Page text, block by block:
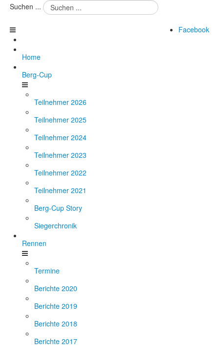
Suchen ...
Facebook
Home
Berg-Cup
Teilnehmer 2026
Teilnehmer 2025
Teilnehmer 2024
Teilnehmer 2023
Teilnehmer 2022
Teilnehmer 2021
Berg-Cup Story
Siegerchronik
Rennen
Termine
Berichte 2020
Berichte 2019
Berichte 2018
Berichte 2017